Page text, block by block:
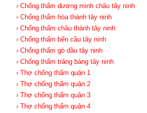
› Chống thấm dương minh châu tây ninh
› Chống thấm hòa thành tây ninh
› Chống thấm châu thành tây ninh
› Chống thấm bến cầu tây ninh
› Chống thấm gò dầu tây ninh
› Chống thấm trảng bàng tây ninh
› Thợ chống thấm quận 1
› Thợ chống thấm quận 2
› Thợ chống thấm quận 3
› Thợ chống thấm quận 4